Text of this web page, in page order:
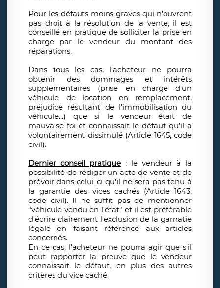
Pour les défauts moins graves qui n'ouvrent
pas droit à la résolution de la vente, il est
conseillé en pratique de solliciter la prise en
charge par le vendeur du montant des
réparations.
Dans tous les cas, l'acheteur ne pourra
obtenir des dommages et intérêts
supplémentaires (prise en charge d'un
véhicule de location en remplacement,
préjudice résultant de l'immobilisation du
véhicule...) que si le vendeur était de
mauvaise foi et connaissait le défaut qu'il a
volontairement dissimulé (Article 1645, code
civil).
Dernier conseil pratique : le vendeur à la
possibilité de rédiger un acte de vente et de
prévoir dans celui-ci qu'il ne sera pas tenu à
la garantie des vices cachés (Article 1643,
code civil). Il ne suffit pas de mentionner
"véhicule vendu en l'état" et il est préférable
d'écrire clairement l'exclusion de la garnatie
légale en faisant référence aux articles
concernés.
En ce cas, l'acheteur ne pourra agir que s'il
peut rapporter la preuve que le vendeur
connaissait le défaut, en plus des autres
critères du vice caché.